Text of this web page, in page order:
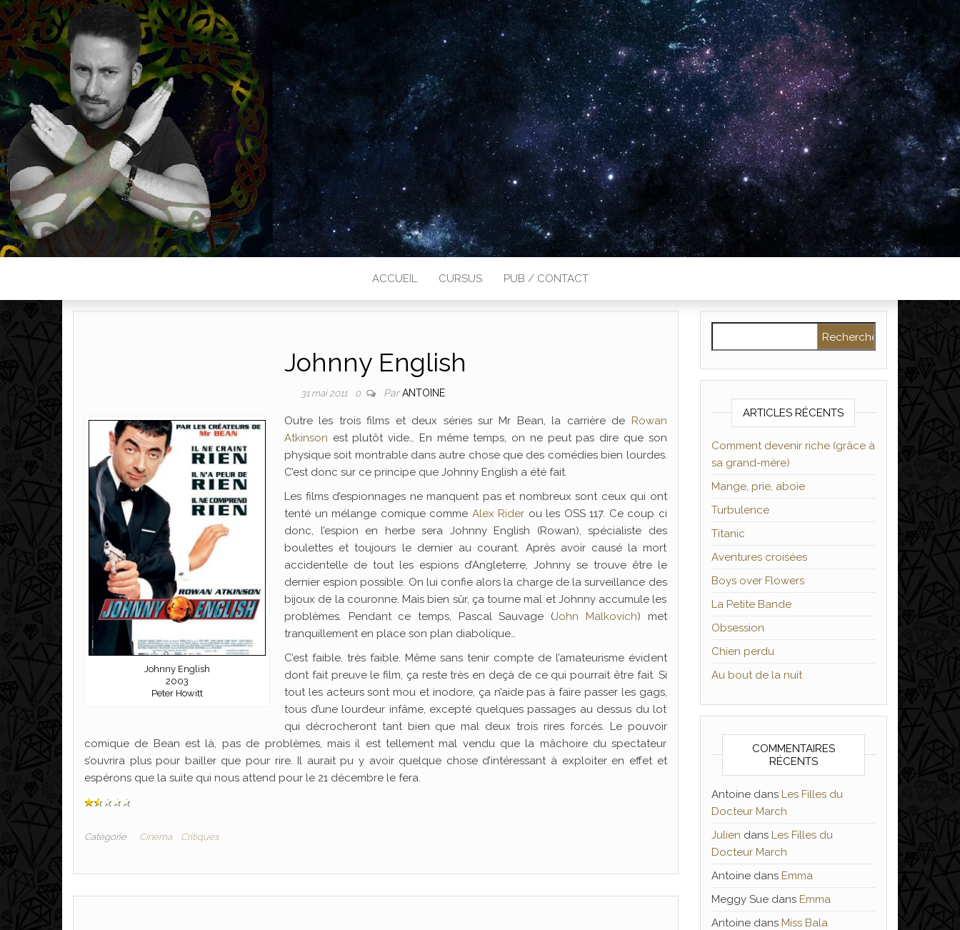
Plus de 2800 critiques de films
ACCUEIL CURSUS PUB / CONTACT
Johnny English
31 mai 2011 0 ParANTOINE
Johnny English
2003
Peter Howitt
Outre les trois films et deux séries sur Mr Bean, la carrière de Rowan
Atkinson est plutôt vide… En même temps, on ne peut pas dire que son
physique soit montrable dans autre chose que des comédies bien lourdes.
C’est donc sur ce principe que Johnny English a été fait.
Les films d’espionnages ne manquent pas et nombreux sont ceux qui ont
tenté un mélange comique comme Alex Rider ou les OSS 117. Ce coup ci
donc, l’espion en herbe sera Johnny English (Rowan), spécialiste des
boulettes et toujours le dernier au courant. Après avoir causé la mort
accidentelle de tout les espions d’Angleterre, Johnny se trouve être le
dernier espion possible. On lui confie alors la charge de la surveillance des
bijoux de la couronne. Mais bien sûr, ça tourne mal et Johnny accumule les
problèmes. Pendant ce temps, Pascal Sauvage (John Malkovich) met
tranquillement en place son plan diabolique…
C’est faible, très faible. Même sans tenir compte de l’amateurisme évident
dont fait preuve le film, ça reste très en deçà de ce qui pourrait être fait. Si
tout les acteurs sont mou et inodore, ça n’aide pas à faire passer les gags,
tous d’une lourdeur infâme, excepté quelques passages au dessus du lot
qui décrocheront tant bien que mal deux trois rires forcés. Le pouvoir
comique de Bean est là, pas de problèmes, mais il est tellement mal vendu que la mâchoire du spectateur
s’ouvrira plus pour bailler que pour rire. Il aurait pu y avoir quelque chose d’intéressant à exploiter en effet et
espérons que la suite qui nous attend pour le 21 décembre le fera.
Catégorie Cinéma Critiques
ARTICLES RÉCENTS
Comment devenir riche (grâce à
sa grand-mère)
Mange, prie, aboie
Turbulence
Titanic
Aventures croisées
Boys over Flowers
La Petite Bande
Obsession
Chien perdu
Au bout de la nuit
COMMENTAIRES
RÉCENTS
Antoinedans Les Filles du
Docteur March
Julien dans Les Filles du
Docteur March
Antoinedans Emma
Meggy Suedans Emma
Antoinedans Miss Bala